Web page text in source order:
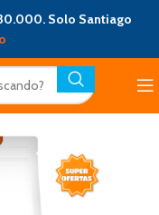
Solo Santiago